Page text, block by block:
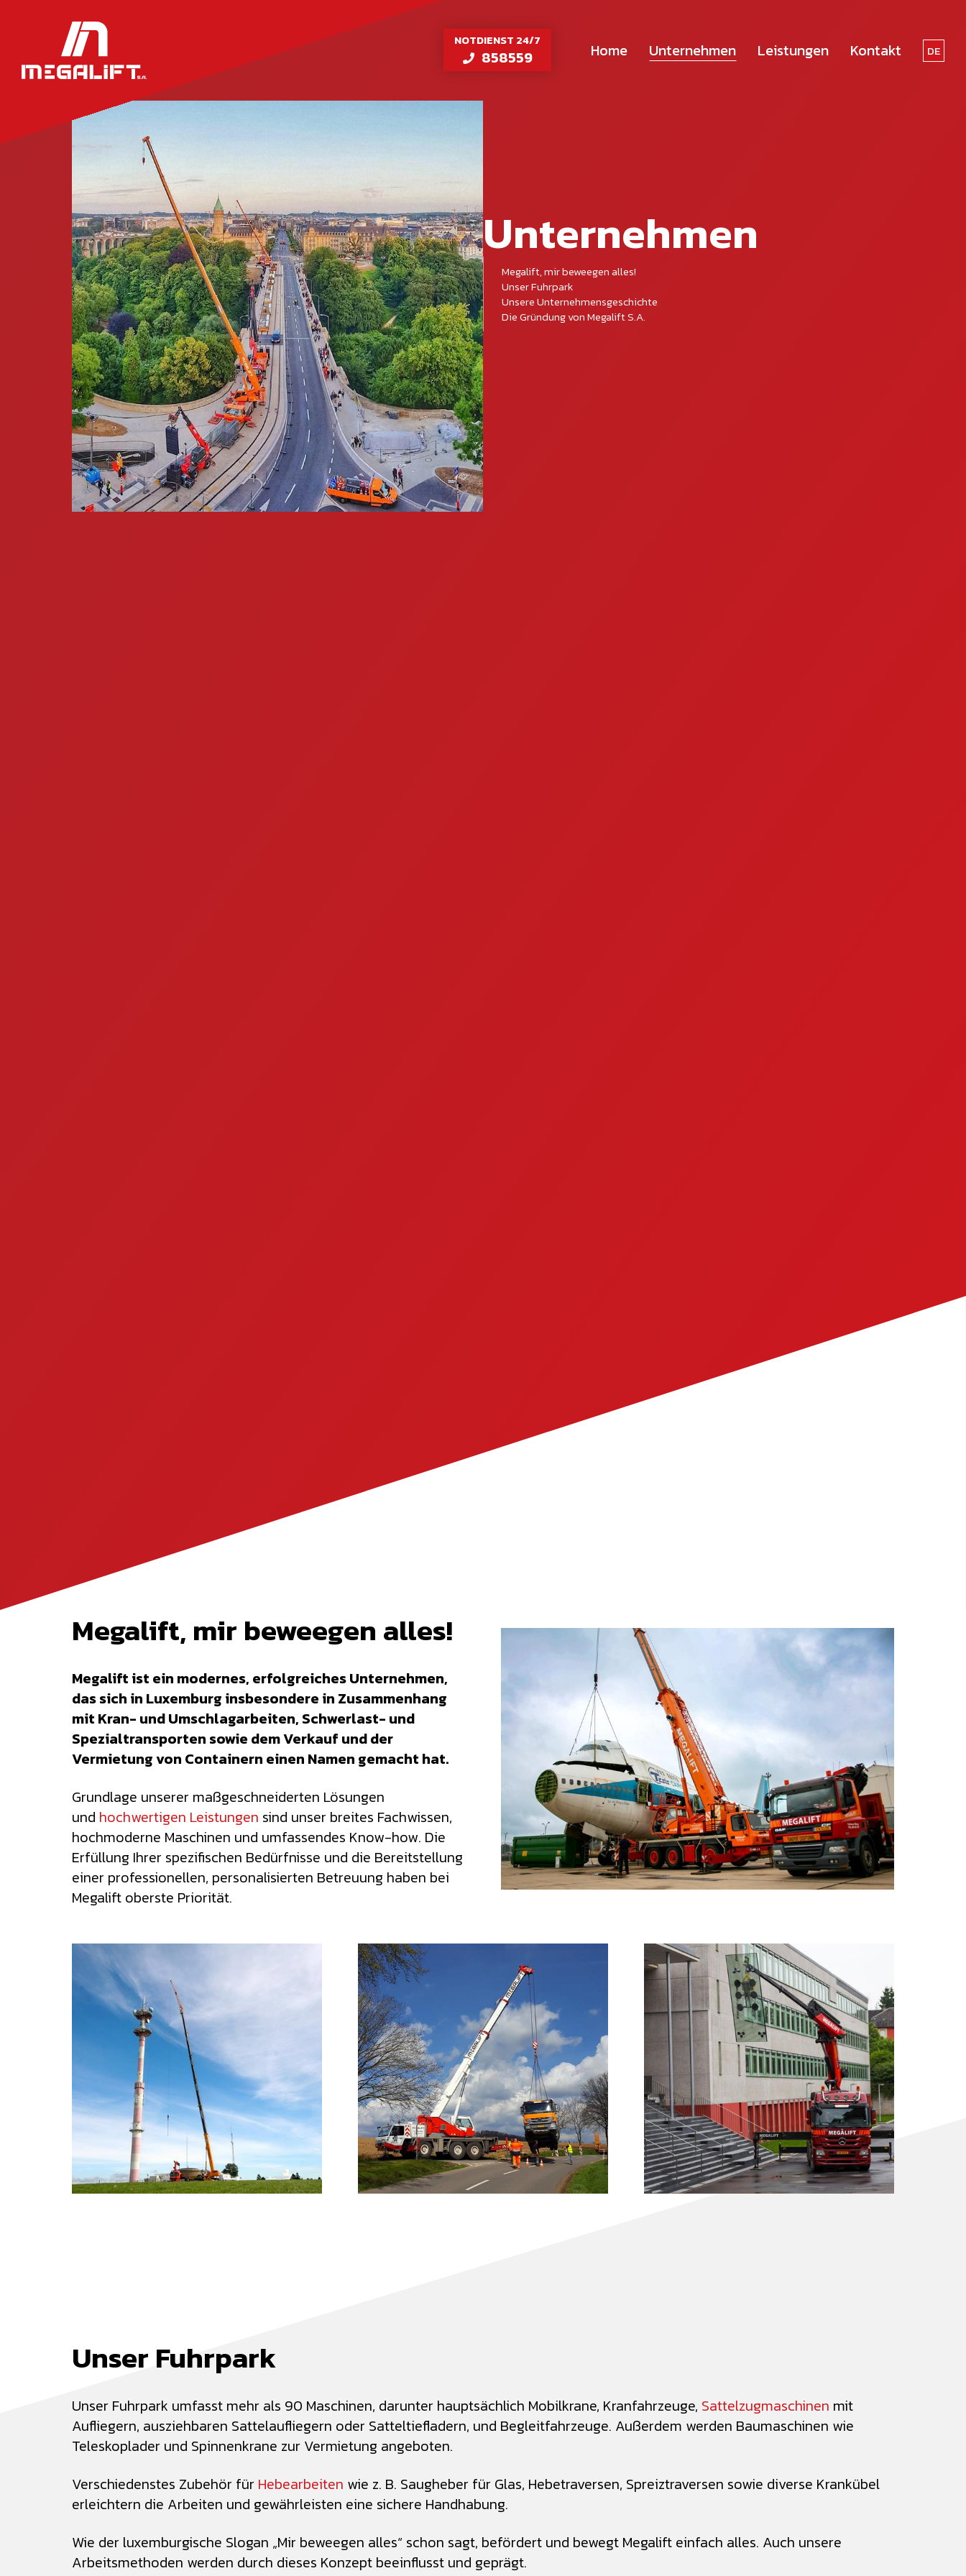
NOTDIENST 24/7
858559 Home Unternehmen Leistungen Kontakt
DE
Unternehmen
Megalift, mir beweegen alles!
Unser Fuhrpark
Unsere Unternehmensgeschichte
Die Gründung von Megalift S.A.
Megalift, mir beweegen alles!
Megalift ist ein modernes, erfolgreiches Unternehmen,
das sich in Luxemburg insbesondere in Zusammenhang
mit Kran- und Umschlagarbeiten, Schwerlast- und
Spezialtransporten sowie dem Verkauf und der
Vermietung von Containern einen Namen gemacht hat.
Grundlage unserer maßgeschneiderten Lösungen
und hochwertigen Leistungen sind unser breites Fachwissen,
hochmoderne Maschinen und umfassendes Know-how. Die
Erfüllung Ihrer spezifischen Bedürfnisse und die Bereitstellung
einer professionellen, personalisierten Betreuung haben bei
Megalift oberste Priorität.
Unser Fuhrpark
Unser Fuhrpark umfasst mehr als 90 Maschinen, darunter hauptsächlich Mobilkrane, Kranfahrzeuge, Sattelzugmaschinen mit
Aufliegern, ausziehbaren Sattelaufliegern oder Satteltiefladern, und Begleitfahrzeuge. Außerdem werden Baumaschinen wie
Teleskoplader und Spinnenkrane zur Vermietung angeboten.
Verschiedenstes Zubehör für Hebearbeiten wie z. B. Saugheber für Glas, Hebetraversen, Spreiztraversen sowie diverse Krankübel
erleichtern die Arbeiten und gewährleisten eine sichere Handhabung.
Wie der luxemburgische Slogan „Mir beweegen alles“ schon sagt, befördert und bewegt Megalift einfach alles. Auch unsere
Arbeitsmethoden werden durch dieses Konzept beeinflusst und geprägt.